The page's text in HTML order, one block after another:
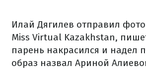
Илай Дягилев отправил
Miss Virtual Kazakhstan,
парень накрасился и надел
образ назвал Ариной